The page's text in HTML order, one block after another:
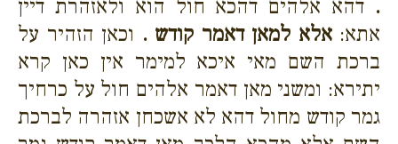
. דהא אלהים דהכא חול הוא ולאזהרת דיין
אתא:אלא למאן דאמר קודש . וכאן הזהיר על
ברכת השם מאי איכא למימר אין כאן קרא
יתירא: ומשני מאן דאמר אלהים חול על כרחיך
גמר קודש מחול דהא לא אשכחן אזהרה לברכת